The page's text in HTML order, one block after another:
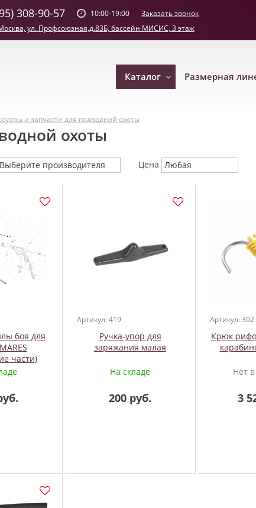
308-90-57 10:00-19:00 Заказать звонок
ул. Профсоюзная,д.83Б, бассейн МИСИС, 3 этаж
Каталог Размерная
и запчасти для подводной охоты
охоты
Выберите производителя Цена Любая
боя для
части)
Артикул: 419
Ручка-упор для
заряжания малая
На складе
200 руб.
Артикул: 302
Крюк
Нет
3